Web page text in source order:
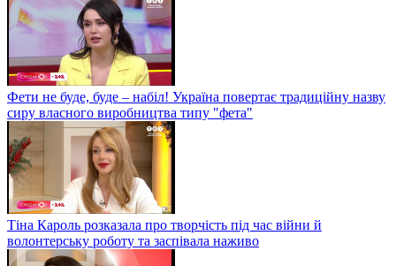
Фети не буде, буде – набіл! Україна повертає традиційну назву
сиру власного виробництва типу "фета"
Тіна Кароль розказала про творчість під час війни й
волонтерську роботу та заспівала наживо